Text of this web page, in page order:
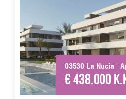
03530 La Nucia ·
€ 438.000